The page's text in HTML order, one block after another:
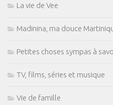
La vie de Vee
Madinina, ma douce
Petites choses sympas à
TV, films, séries et musique
Vie de famille